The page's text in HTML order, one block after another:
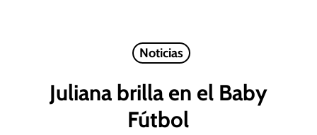
Noticias
Juliana brilla en el Baby
Fútbol